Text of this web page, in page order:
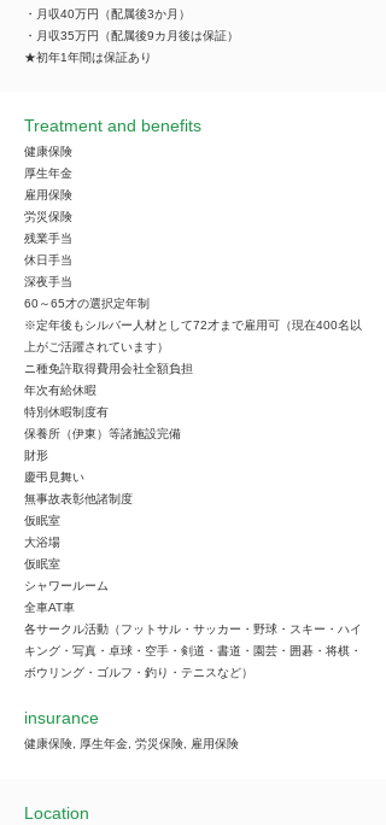
・月収40万円（配属後3か月）
・月収35万円（配属後9カ月後は保証）
★初年1年間は保証あり
Treatment and benefits
健康保険
厚生年金
雇用保険
労災保険
残業手当
休日手当
深夜手当
60～65才の選択定年制
※定年後もシルバー人材として72才まで雇用可（現在400名以
上がご活躍されています）
ニ種免許取得費用会社全額負担
年次有給休暇
特別休暇制度有
保養所（伊東）等諸施設完備
財形
慶弔見舞い
無事故表彰他諸制度
仮眠室
大浴場
仮眠室
シャワールーム
全車AT車
各サークル活動（フットサル・サッカー・野球・スキー・ハイ
キング・写真・卓球・空手・剣道・書道・園芸・囲碁・将棋・
ボウリング・ゴルフ・釣り・テニスなど）
insurance
健康保険, 厚生年金, 労災保険, 雇用保険
Location